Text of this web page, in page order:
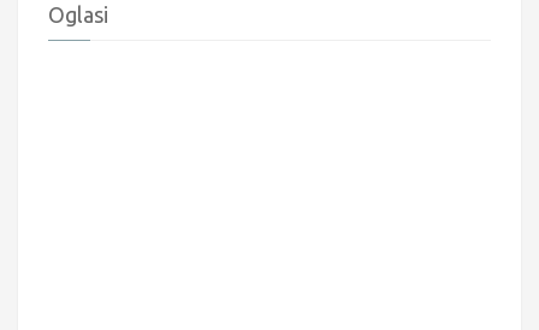
Oglasi